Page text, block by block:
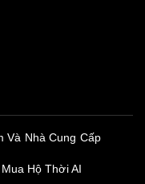
Và Nhà Cung Cấp
Hộ Thời AI